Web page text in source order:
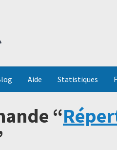
Aide Statistiques
“